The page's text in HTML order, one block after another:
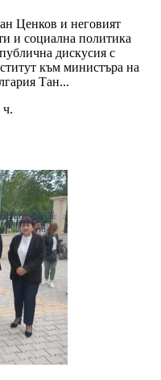
Ценков и неговият
и социална политика
дискусия с
към министъра на
Тан...